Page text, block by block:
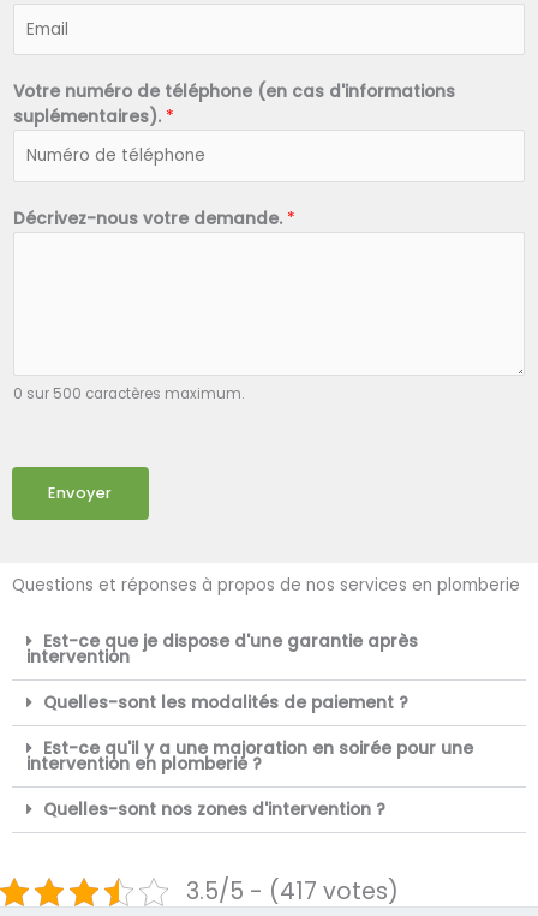
Votre numéro de téléphone (en cas d'informations
suplémentaires). *
Décrivez-nous votre demande. *
0 sur 500 caractères maximum.
Envoyer
Questions et réponses à propos de nos services en plomberie
Est-ce que je dispose d'une garantie après
intervention
Quelles-sont les modalités de paiement ?
Est-ce qu'il y a une majoration en soirée pour une
intervention en plomberie ?
Quelles-sont nos zones d'intervention ?
3.5/5 - (417 votes)